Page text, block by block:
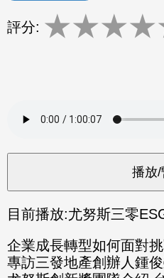
評分: ★★★★
目前播放:尤努斯三零
企業成長轉型如何面對
專訪三發地產創辦人鍾